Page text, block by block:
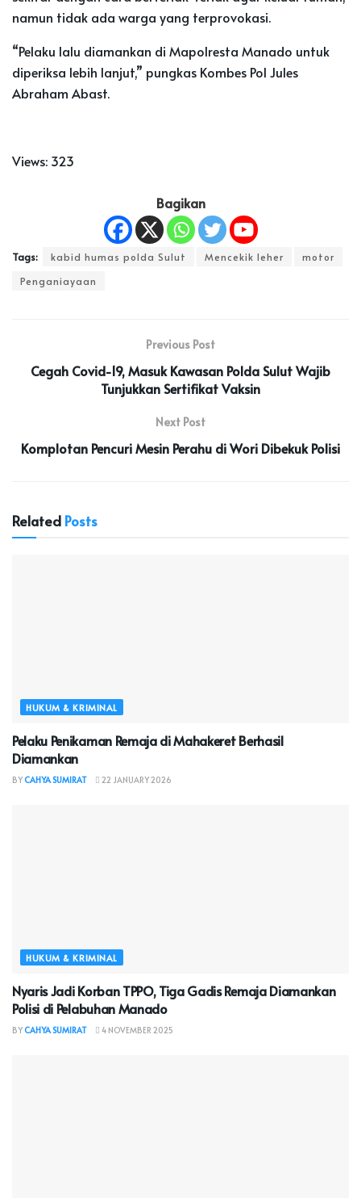
namun tidak ada warga yang terprovokasi.
“Pelaku lalu diamankan di Mapolresta Manado untuk
diperiksa lebih lanjut,” pungkas Kombes Pol Jules
Abraham Abast.
Views: 323
Bagikan
Tags: kabid humas polda Sulut Mencekik leher
motor
Penganiayaan
Previous Post
Cegah Covid-19, Masuk Kawasan Polda Sulut Wajib
Tunjukkan Sertifikat Vaksin
Next Post
Komplotan Pencuri Mesin Perahu di Wori Dibekuk Polisi
Related Posts
HUKUM & KRIMINAL
Pelaku Penikaman Remaja di Mahakeret Berhasil
Diamankan
BYCAHYA SUMIRAT 22 JANUARY 2026
HUKUM & KRIMINAL
Nyaris Jadi Korban TPPO, Tiga Gadis Remaja Diamankan
Polisi di Pelabuhan Manado
BYCAHYA SUMIRAT 4 NOVEMBER 2025